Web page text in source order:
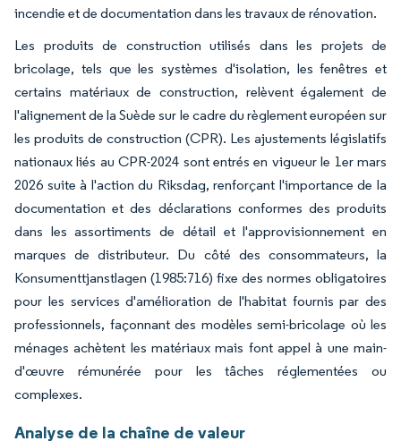
incendie et de documentation dans les travaux de rénovation.
Les produits de construction utilisés dans les projets de
bricolage, tels que les systèmes d'isolation, les fenêtres et
certains matériaux de construction, relèvent également de
l'alignement de la Suède sur le cadre du règlement européen sur
les produits de construction (CPR). Les ajustements législatifs
nationaux liés au CPR-2024 sont entrés en vigueur le 1er mars
2026 suite à l'action du Riksdag, renforçant l'importance de la
documentation et des déclarations conformes des produits
dans les assortiments de détail et l'approvisionnement en
marques de distributeur. Du côté des consommateurs, la
Konsumenttjanstlagen (1985:716) fixe des normes obligatoires
pour les services d'amélioration de l'habitat fournis par des
professionnels, façonnant des modèles semi-bricolage où les
ménages achètent les matériaux mais font appel à une main-
d'œuvre rémunérée pour les tâches réglementées ou
complexes.
Analyse de la chaîne de valeur